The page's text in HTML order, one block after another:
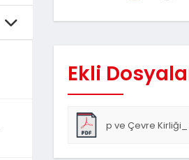
Ekli
p ve Çevre